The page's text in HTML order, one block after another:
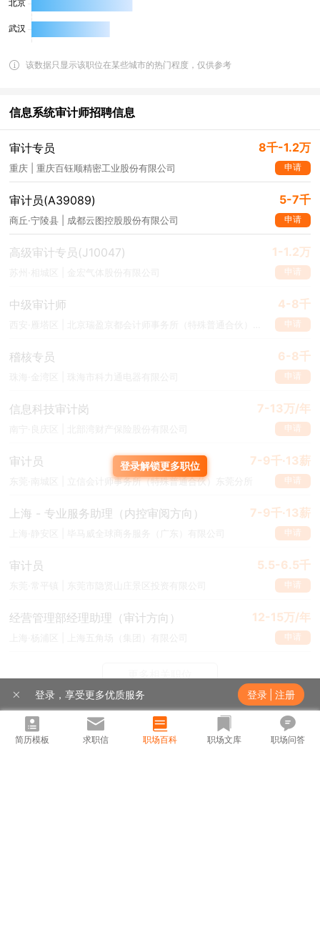
该数据只显示该职位在某些城市的热门程度，仅供参考
信息系统审计师招聘信息
审计专员 8千-1.2万
重庆 | 重庆百钰顺精密工业股份有限公司 申请
审计员(A39089) 5-7千
商丘·宁陵县 | 成都云图控股股份有限公司 申请
高级审计专员(J10047) 1-1.2万
申请
中级审计师 4-8千
申请
稽核专员 6-8千
申请
信息科技审计岗 7-13万/年
申请
审计员 7-9千·13薪
东莞·南城区 | 立信会计师事务所（特殊普通合伙）东莞分所 申请
上海 - 专业服务助理（内控审阅方向） 7-9千·13薪
申请
审计员 5.5-6.5千
申请
经营管理部经理助理（审计方向） 12-15万/年
申请
登录解锁更多职位
热门城市 热门职位 推荐公司
北京招聘 上海招聘 广州招聘 深圳招聘
武汉招聘
展开
登录，享受更多优质服务 登录 注册
简历模板 求职信 职场百科 职场文库 职场问答